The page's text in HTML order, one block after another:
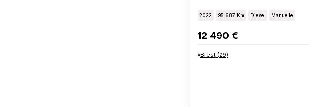
2022 95 687 Km Diesel Manuelle
12 490 €
Brest(29)